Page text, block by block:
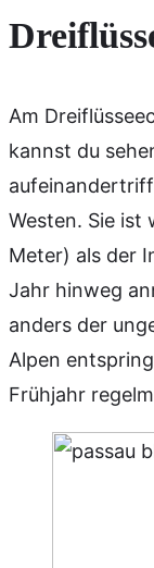
Am
kannst du
Westen. Sie ist
Meter) als der
Jahr hinweg
anders der
Alpen
Frühjahr